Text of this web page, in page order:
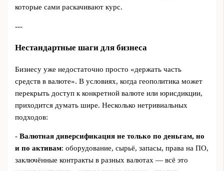
которые сами раскачивают курс.
---
Нестандартные шаги для бизнеса
Бизнесу уже недостаточно просто «держать часть
средств в валюте». В условиях, когда геополитика может
перекрыть доступ к конкретной валюте или юрисдикции,
приходится думать шире. Несколько нетривиальных
подходов:
-Валютная диверсификация не только по деньгам, но
и по активам: оборудование, сырьё, запасы, права на ПО,
заключённые контракты в разных валютах — всё это